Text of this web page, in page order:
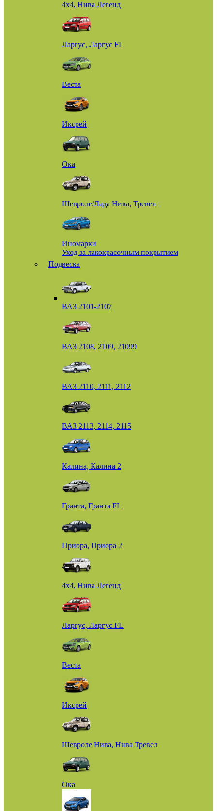
4х4, Нива Легенд
Ларгус, Ларгус FL
Веста
Иксрей
Ока
Шевроле/Лада Нива, Тревел
Иномарки
Уход за лакокрасочным покрытием
Подвеска
ВАЗ 2101-2107
ВАЗ 2108, 2109, 21099
ВАЗ 2110, 2111, 2112
ВАЗ 2113, 2114, 2115
Калина, Калина 2
Гранта, Гранта FL
Приора, Приора 2
4х4, Нива Легенд
Ларгус, Ларгус FL
Веста
Иксрей
Шевроле Нива, Нива Тревел
Ока